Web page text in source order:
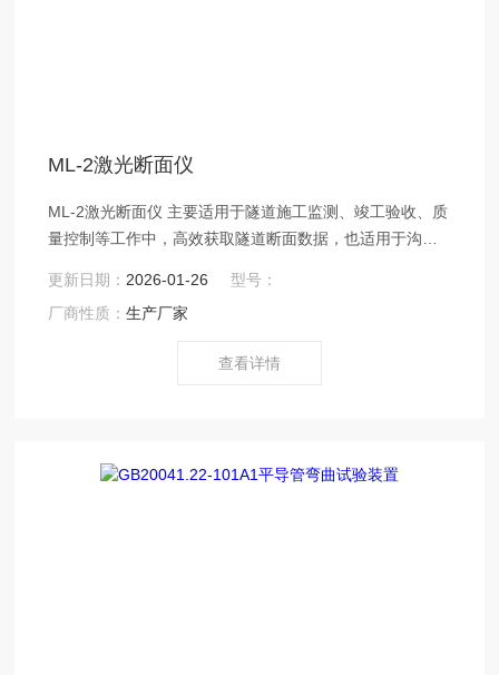
ML-2激光断面仪
ML-2激光断面仪 主要适用于隧道施工监测、竣工验收、质
量控制等工作中，高效获取隧道断面数据，也适用于沟渠
制模块多样化，除采用传统的掌上电脑（PDA）模式外，
还可选择平板电脑或手机等现代化通信工具作为控制器。
更新日期： 2026-01-26
型号：
厂商性质：生产厂家
查看详情